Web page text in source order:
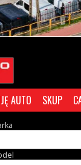
AUTO SKUP